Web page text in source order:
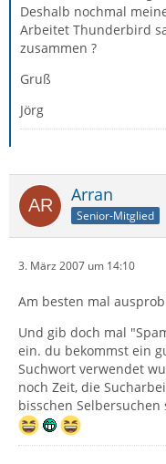
Deshalb nochmal
Arbeitet Thunderbird
zusammen ?
Gruß
Jörg
Arran
Senior-Mitglied
3. März 2007 um 14:10
Am besten mal
Und gib doch mal
ein. du bekommst ein
Suchwort verwendet
noch Zeit, die
bisschen